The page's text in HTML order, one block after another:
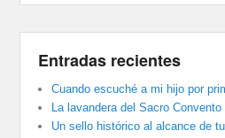
Entradas recientes
Cuando escuché a mi hijo por
La lavandera del Sacro Convento
Un sello histórico al alcance de